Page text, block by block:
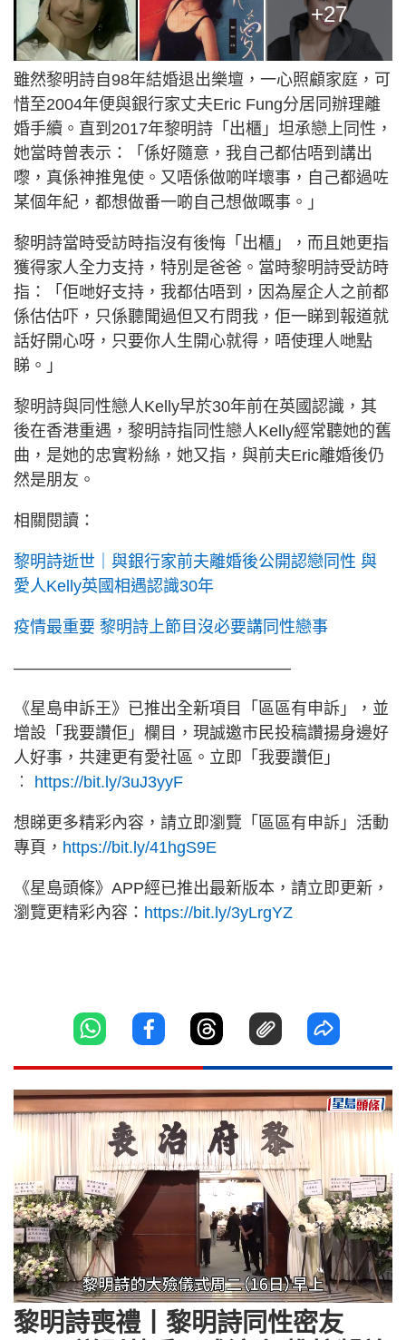
+27
雖然黎明詩自98年結婚退出樂壇，一心照顧家庭，可
惜至2004年便與銀行家丈夫Eric Fung分居同辦理離
婚手續。直到2017年黎明詩「出櫃」坦承戀上同性，
她當時曾表示：「係好隨意，我自己都估唔到講出
嚟，真係神推鬼使。又唔係做啲咩壞事，自己都過咗
某個年紀，都想做番一啲自己想做嘅事。」
黎明詩當時受訪時指沒有後悔「出櫃」，而且她更指
獲得家人全力支持，特別是爸爸。當時黎明詩受訪時
指：「佢哋好支持，我都估唔到，因為屋企人之前都
係估估吓，只係聽聞過但又冇問我，佢一睇到報道就
話好開心呀，只要你人生開心就得，唔使理人哋點
睇。」
黎明詩與同性戀人Kelly早於30年前在英國認識，其
後在香港重遇，黎明詩指同性戀人Kelly經常聽她的舊
曲，是她的忠實粉絲，她又指，與前夫Eric離婚後仍
然是朋友。
相關閱讀：
黎明詩逝世｜與銀行家前夫離婚後公開認戀同性 與
愛人Kelly英國相遇認識30年
疫情最重要 黎明詩上節目沒必要講同性戀事
—————————————————
《星島申訴王》已推出全新項目「區區有申訴」，並
增設「我要讚佢」欄目，現誠邀市民投稿讚揚身邊好
人好事，共建更有愛社區。立即「我要讚佢」
︰ https://bit.ly/3uJ3yyF
想睇更多精彩內容，請立即瀏覽「區區有申訴」活動
專頁， https://bit.ly/41hgS9E
《星島頭條》APP經已推出最新版本，請立即更新，
瀏覽更精彩內容： https://bit.ly/3yLrgYZ
Unmute Loaded:
43.14%
黎明詩喪禮丨黎明詩同性密友